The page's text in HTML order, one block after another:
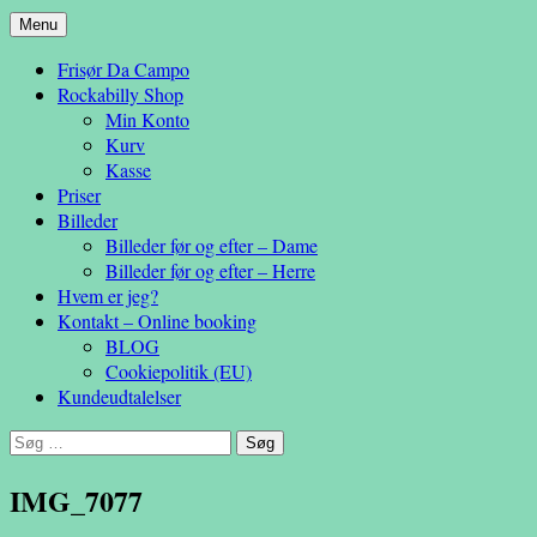
Da Campo
– en anderledes frisøroplevelse
Menu Hop
indhold
Frisør Da Campo
Rockabilly Shop
Min Konto
Kurv
Kasse
Priser
Billeder
Billeder før og efter – Dame
Billeder før og efter – Herre
Hvem er jeg?
Kontakt – Online booking
BLOG
Cookiepolitik (EU)
Kundeudtalelser
Søg
IMG_7077